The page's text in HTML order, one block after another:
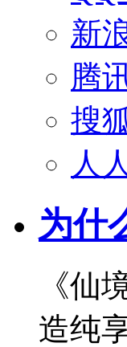
新
腾
搜
人
为什
《仙
造纯